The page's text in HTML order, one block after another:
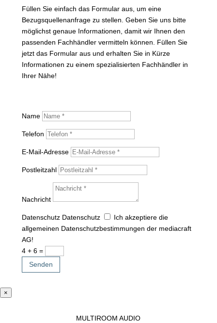
Füllen Sie einfach das Formular aus, um eine
Bezugsquellenanfrage zu stellen. Geben Sie uns bitte
möglichst genaue Informationen, damit wir Ihnen den
passenden Fachhändler vermitteln können. Füllen Sie
jetzt das Formular aus und erhalten Sie in Kürze
Informationen zu einem spezialisierten Fachhändler in
Ihrer Nähe!
Name
Telefon
E-Mail-Adresse
Postleitzahl
Nachricht
Datenschutz Datenschutz
Ich akzeptiere die
allgemeinen Datenschutzbestimmungen der mediacraft
AG!
4 + 6=
Senden
×
MULTIROOM AUDIO